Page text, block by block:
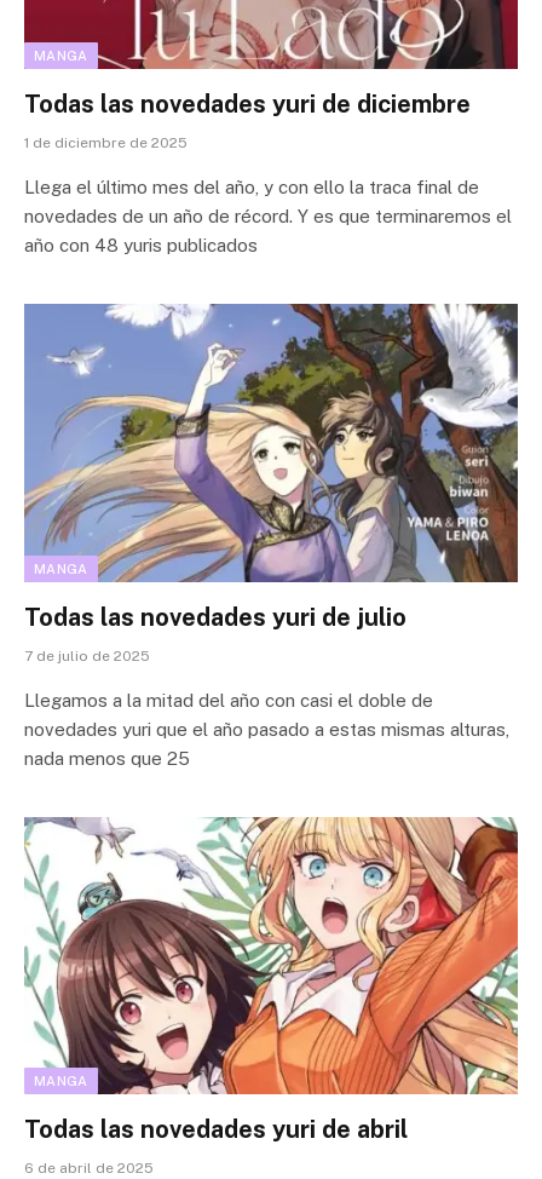
MANGA
Todas las novedades yuri de diciembre
1 de diciembre de 2025
Llega el último mes del año, y con ello la traca final de
novedades de un año de récord. Y es que terminaremos el
año con 48 yuris publicados
MANGA
Todas las novedades yuri de julio
7 de julio de 2025
Llegamos a la mitad del año con casi el doble de
novedades yuri que el año pasado a estas mismas alturas,
nada menos que 25
MANGA
Todas las novedades yuri de abril
6 de abril de 2025